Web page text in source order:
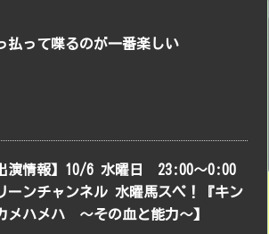
払って喋るのが一番楽しい
演情報】10/6 水曜日 23:00〜0:00
ーンチャンネル 水曜馬スペ！『キン
メハメハ 〜その血と能力〜】